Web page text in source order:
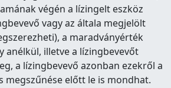
végén a lízingelt eszköz
vagy az általa megjelölt
a maradványérték
anélkül, illetve a lízingbevevőt
a lízingbevevő azonban ezekről a
megszűnése előtt le is mondhat.